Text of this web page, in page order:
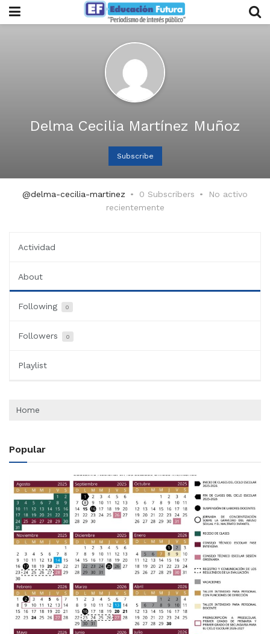
Delma Cecilia Martínez Muñoz
Subscribe
@delma-cecilia-martinez 0 Subscribers
No activo
recientemente
Actividad
About
Following 0
Followers 0
Playlist
Home
Popular